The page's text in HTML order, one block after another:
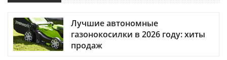
Лучшие автономные
газонокосилки в 2026 году: хиты
продаж